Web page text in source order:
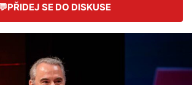
PŘIDEJ SE DO DISKUSE